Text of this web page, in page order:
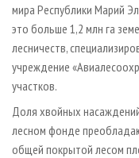
мира Республики Марий
это больше 1,2 млн га
лесничеств,
учреждение
участков.
Доля хвойных
лесном фонде
общей покрытой лесом